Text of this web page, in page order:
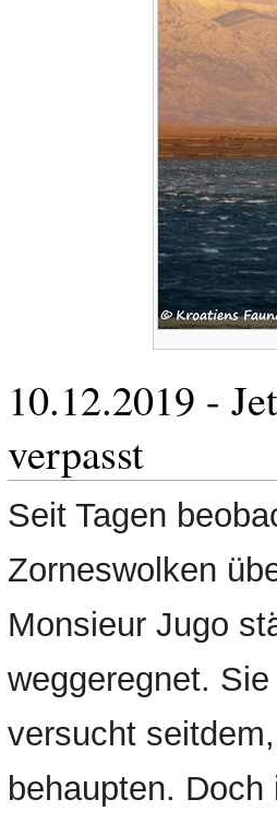
10.12.2019 -
verpasst
Seit Tagen
Zorneswolken
Monsieur Jugo
weggeregnet.
versucht
behaupten.